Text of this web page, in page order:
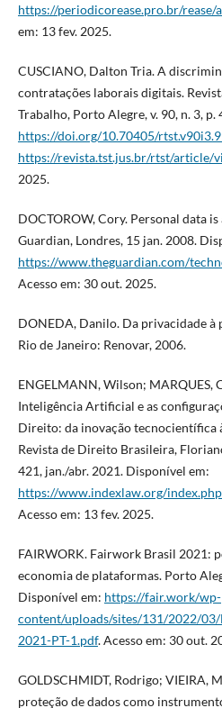
https://periodicorease.pro.br/
em: 13 fev. 2025.
CUSCIANO, Dalton Tria. A
contratações laborais digitais.
Trabalho, Porto Alegre, v. 90, n. 3,
https://doi.org/10.70405/
https://revista.tst.jus.br/rtst/article/
2025.
DOCTOROW, Cory. Personal data
Guardian, Londres, 15 jan. 2008.
https://www.theguardian.com/
Acesso em: 30 out. 2025.
DONEDA, Danilo. Da privacidade à
Rio de Janeiro: Renovar, 2006.
ENGELMANN, Wilson; MARQUES,
Inteligência Artificial e as
Direito: da inovação tecnocientífica
Revista de Direito Brasileira,
421, jan./abr. 2021. Disponível em:
https://www.indexlaw.org/
Acesso em: 13 fev. 2025.
FAIRWORK. Fairwork Brasil 2021:
economia de plataformas. Porto
Disponível em: https://fair.work/wp-
content/uploads/sites/131/2022/
2021-PT-1.pdf. Acesso em: 30 out.
GOLDSCHMIDT, Rodrigo; VIEIRA,
proteção de dados como